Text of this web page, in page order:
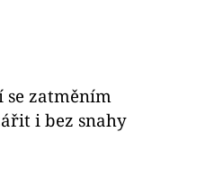
zatměním
i bez snahy